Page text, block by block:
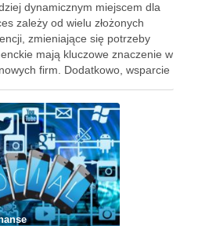
dynamicznym miejscem dla
zależy od wielu złożonych
zmieniające się potrzeby
mają kluczowe znaczenie w
firm. Dodatkowo, wsparcie
przedsiębiorczości w